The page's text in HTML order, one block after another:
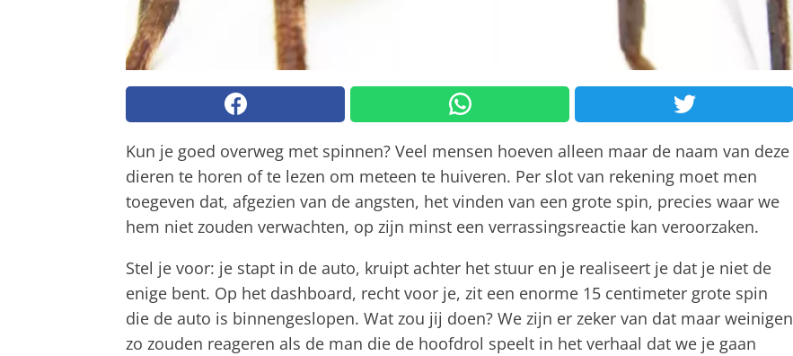
Kun je goed overweg met spinnen? Veel mensen hoeven alleen maar de naam van deze
dieren te horen of te lezen om meteen te huiveren. Per slot van rekening moet men
toegeven dat, afgezien van de angsten, het vinden van een grote spin, precies waar we
hem niet zouden verwachten, op zijn minst een verrassingsreactie kan veroorzaken.
Stel je voor: je stapt in de auto, kruipt achter het stuur en je realiseert je dat je niet de
enige bent. Op het dashboard, recht voor je, zit een enorme 15 centimeter grote spin
die de auto is binnengeslopen. Wat zou jij doen? We zijn er zeker van dat maar weinigen
zo zouden reageren als de man die de hoofdrol speelt in het verhaal dat we je gaan